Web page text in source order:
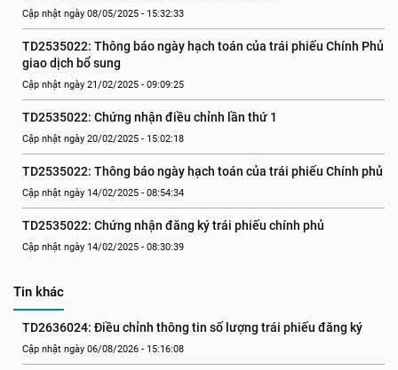
Cập nhật ngày 08/05/2025 - 15:32:33
TD2535022: Thông báo ngày hạch toán của trái phiếu Chính Phủ
giao dịch bổ sung
Cập nhật ngày 21/02/2025 - 09:09:25
TD2535022: Chứng nhận điều chỉnh lần thứ 1
Cập nhật ngày 20/02/2025 - 15:02:18
TD2535022: Thông báo ngày hạch toán của trái phiếu Chính phủ
Cập nhật ngày 14/02/2025 - 08:54:34
TD2535022: Chứng nhận đăng ký trái phiếu chính phủ
Cập nhật ngày 14/02/2025 - 08:30:39
Tin khác
TD2636024: Điều chỉnh thông tin số lượng trái phiếu đăng ký
Cập nhật ngày 06/08/2026 - 15:16:08